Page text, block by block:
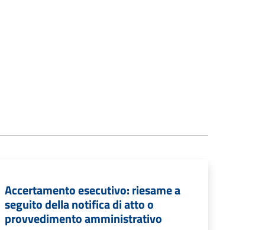
Accertamento esecutivo: riesame a
seguito della notifica di atto o
provvedimento amministrativo